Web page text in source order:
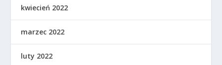
kwiecień 2022
marzec 2022
luty 2022